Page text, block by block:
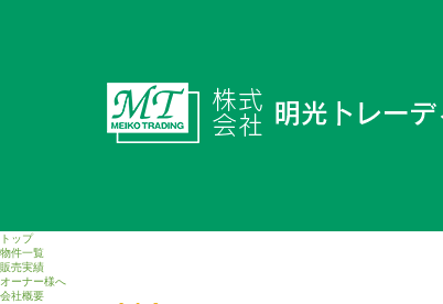
トップ
物件一覧
販売実績
オーナー様へ
会社概要